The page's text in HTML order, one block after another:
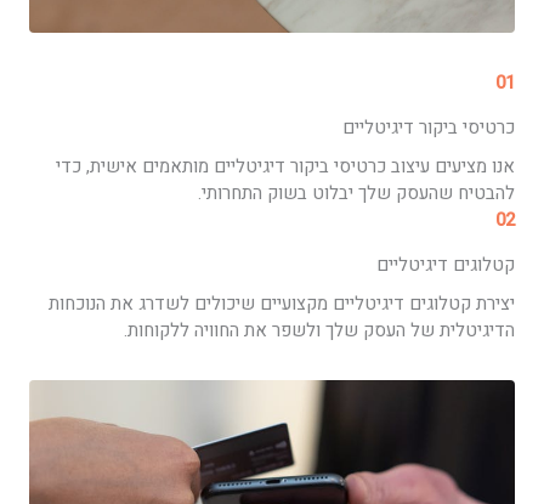
01
כרטיסי ביקור דיגיטליים
אנו מציעים עיצוב כרטיסי ביקור דיגיטליים מותאמים אישית, כדי
להבטיח שהעסק שלך יבלוט בשוק התחרותי.
02
קטלוגים דיגיטליים
יצירת קטלוגים דיגיטליים מקצועיים שיכולים לשדרג את הנוכחות
הדיגיטלית של העסק שלך ולשפר את החוויה ללקוחות.